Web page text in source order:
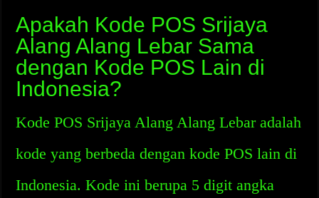
Apakah Kode POS Srijaya
Alang Alang Lebar Sama
dengan Kode POS Lain di
Indonesia?
Kode POS Srijaya Alang Alang Lebar adalah
kode yang berbeda dengan kode POS lain di
Indonesia. Kode ini berupa 5 digit angka